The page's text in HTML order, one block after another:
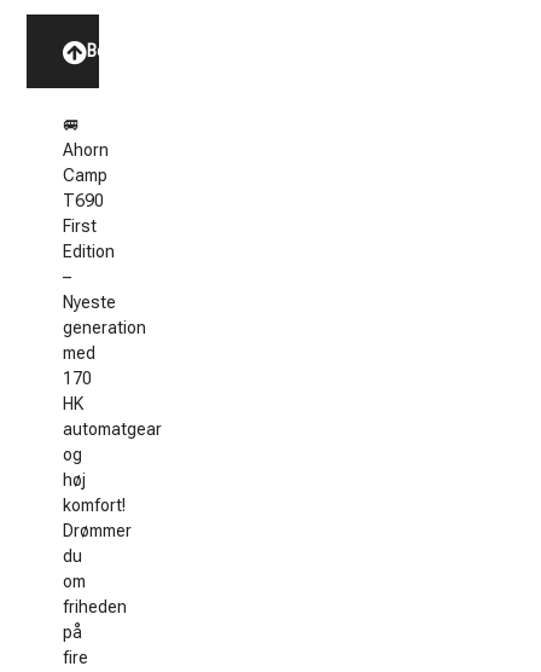
Beskrivelse
🚐
Ahorn
Camp
T690
First
Edition
–
Nyeste
generation
med
170
HK
automatgear
og
høj
komfort!
Drømmer
du
om
friheden
på
fire